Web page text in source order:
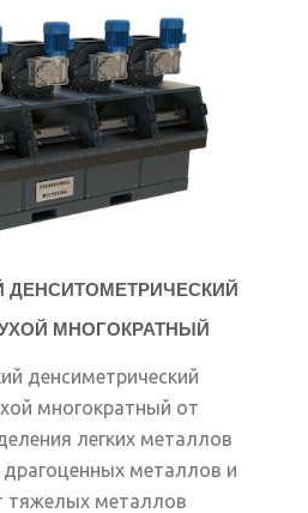
ДЕНСИТОМЕТРИЧЕСКИЙ
МНОГОКРАТНЫЙ
денсиметрический
многократный от
легких металлов
металлов и
тяжелых металлов